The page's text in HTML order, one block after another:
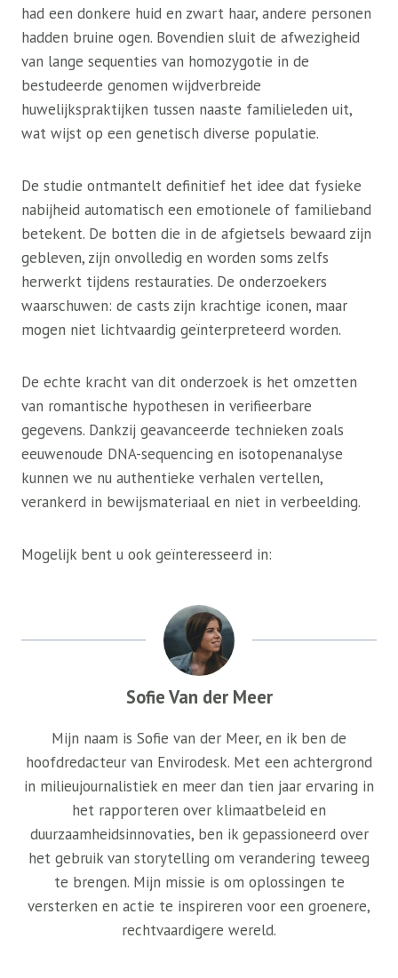
had een donkere huid en zwart haar, andere personen
hadden bruine ogen. Bovendien sluit de afwezigheid
van lange sequenties van homozygotie in de
bestudeerde genomen wijdverbreide
huwelijkspraktijken tussen naaste familieleden uit,
wat wijst op een genetisch diverse populatie.
De studie ontmantelt definitief het idee dat fysieke
nabijheid automatisch een emotionele of familieband
betekent. De botten die in de afgietsels bewaard zijn
gebleven, zijn onvolledig en worden soms zelfs
herwerkt tijdens restauraties. De onderzoekers
waarschuwen: de casts zijn krachtige iconen, maar
mogen niet lichtvaardig geïnterpreteerd worden.
De echte kracht van dit onderzoek is het omzetten
van romantische hypothesen in verifieerbare
gegevens. Dankzij geavanceerde technieken zoals
eeuwenoude DNA-sequencing en isotopenanalyse
kunnen we nu authentieke verhalen vertellen,
verankerd in bewijsmateriaal en niet in verbeelding.
Mogelijk bent u ook geïnteresseerd in:
Sofie Van der Meer
Mijn naam is Sofie van der Meer, en ik ben de
hoofdredacteur van Envirodesk. Met een achtergrond
in milieujournalistiek en meer dan tien jaar ervaring in
het rapporteren over klimaatbeleid en
duurzaamheidsinnovaties, ben ik gepassioneerd over
het gebruik van storytelling om verandering teweeg
te brengen. Mijn missie is om oplossingen te
versterken en actie te inspireren voor een groenere,
rechtvaardigere wereld.